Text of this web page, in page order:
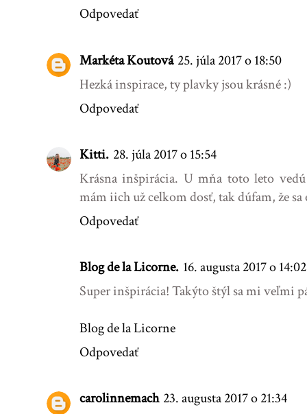
Odpovedať
Markéta Koutová 25. júla 2017 o 18:50
Hezká inspirace, ty plavky jsou krásné :)
Odpovedať
Kitti. 28. júla 2017 o 15:54
Krásna inšpirácia. U mňa toto leto
mám iich už celkom dosť, tak dúfam, že
Odpovedať
Blog de la Licorne. 16. augusta 2017 o 14:02
Super inšpirácia! Takýto štýl sa mi veľmi
Blog de la Licorne
Odpovedať
carolinnemach 23. augusta 2017 o 21:34